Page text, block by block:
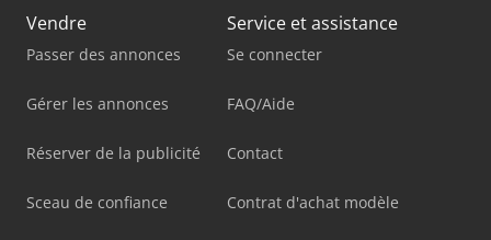
Vendre
Passer des annonces
Gérer les annonces
Réserver de la publicité
Sceau de confiance
Service et assistance
Se connecter
FAQ/Aide
Contact
Contrat d'achat modèle